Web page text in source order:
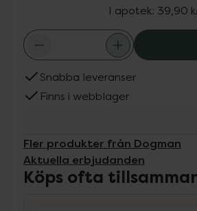
I apotek: 39,90
Snabba leveranser
Finns i webblager
Fler produkter från Dogman
Aktuella erbjudanden
Köps ofta